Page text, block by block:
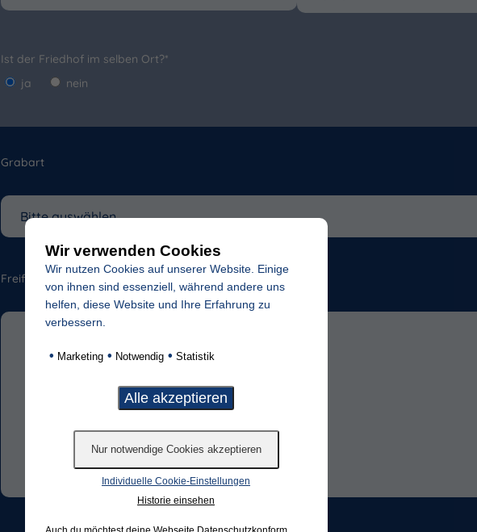
Ist der Friedhof im selben Ort?*
ja
nein
Grabart
Freifeld für evtl. Anmerkungen
Wir verwenden Cookies
Wir nutzen Cookies auf unserer Website. Einige
von ihnen sind essenziell, während andere uns
helfen, diese Website und Ihre Erfahrung zu
verbessern.
• Marketing • Notwendig • Statistik
Individuelle Cookie-Einstellungen
Historie einsehen